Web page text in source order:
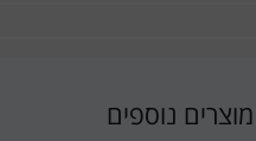
מוצרים נוספים